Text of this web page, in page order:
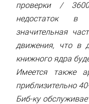
проверки /
недостаток в
значительная
движения, что в
книжного ядра
Имеется также
приблизительно
Биб-ку